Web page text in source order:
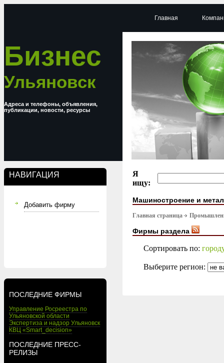
Бизнес
Ульяновск
Адреса и телефоны, объявления,
публикации, новости, ресурсы
НАВИГАЦИЯ
Добавить фирму
ПОСЛЕДНИЕ ФИРМЫ
Управление Росреестра по
Ульяновской области
Экспертиза и надзор Ульяновск
КВЦ «Smart_decision»
ПОСЛЕДНИЕ ПРЕСС-
РЕЛИЗЫ
Главная
Я
ищу:
Машиностроение и
Главная страница
Фирмы раздела
Сортировать по:
Выберите регион: